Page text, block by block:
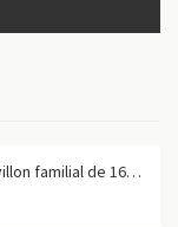
Auxerre périphérie - Pavillon familial de 165 m² avec garage double